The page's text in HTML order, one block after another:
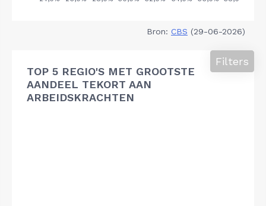
Bron: CBS (29-06-2026)
TOP 5 REGIO'S MET GROOTSTE
AANDEEL TEKORT AAN
ARBEIDSKRACHTEN
Filters